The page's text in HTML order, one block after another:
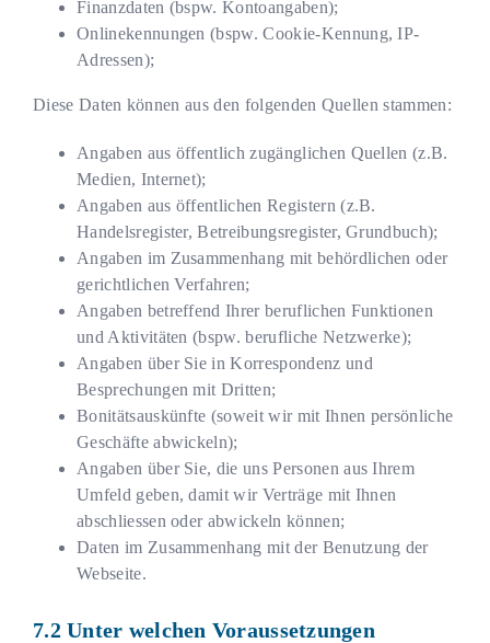
Finanzdaten (bspw. Kontoangaben);
Onlinekennungen (bspw. Cookie-Kennung, IP-
Adressen);
Diese Daten können aus den folgenden Quellen stammen:
Angaben aus öffentlich zugänglichen Quellen (z.B.
Medien, Internet);
Angaben aus öffentlichen Registern (z.B.
Handelsregister, Betreibungsregister, Grundbuch);
Angaben im Zusammenhang mit behördlichen oder
gerichtlichen Verfahren;
Angaben betreffend Ihrer beruflichen Funktionen
und Aktivitäten (bspw. berufliche Netzwerke);
Angaben über Sie in Korrespondenz und
Besprechungen mit Dritten;
Bonitätsauskünfte (soweit wir mit Ihnen persönliche
Geschäfte abwickeln);
Angaben über Sie, die uns Personen aus Ihrem
Umfeld geben, damit wir Verträge mit Ihnen
abschliessen oder abwickeln können;
Daten im Zusammenhang mit der Benutzung der
Webseite.
Unter welchen Voraussetzungen